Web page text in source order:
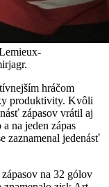
hráčom
produktivity. Kvôli
zápasov vrátil aj
na jeden zápas
zaznamenal jedenásť
na 32 gólov